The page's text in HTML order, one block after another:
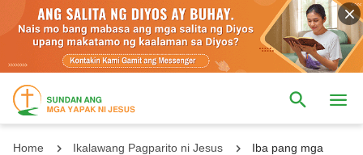
Home Ikalawang Pagparito ni Jesus
Iba pang mga